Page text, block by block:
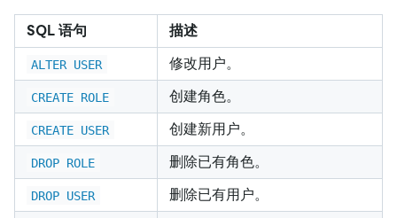
SQL 语句 描述
ALTER USER 修改用户。
CREATE ROLE 创建角色。
CREATE USER 创建新用户。
DROP ROLE 删除已有角色。
DROP USER 删除已有用户。